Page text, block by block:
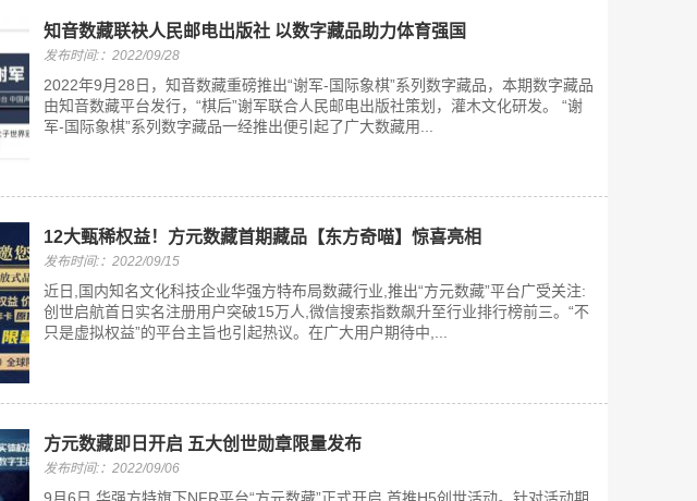
知音数藏联袂人民邮电出版社 以数字藏品助力体育强国
发布时间:：2022/09/28
2022年9月28日，知音数藏重磅推出“谢军-国际象棋”系列数字藏品，本期数字藏品
由知音数藏平台发行，“棋后”谢军联合人民邮电出版社策划，灌木文化研发。 “谢
军-国际象棋”系列数字藏品一经推出便引起了广大数藏用...
12大甄稀权益！方元数藏首期藏品【东方奇喵】惊喜亮相
发布时间:：2022/09/15
近日,国内知名文化科技企业华强方特布局数藏行业,推出“方元数藏”平台广受关注:
创世启航首日实名注册用户突破15万人,微信搜索指数飙升至行业排行榜前三。“不
只是虚拟权益”的平台主旨也引起热议。在广大用户期待中,...
方元数藏即日开启 五大创世勋章限量发布
发布时间:：2022/09/06